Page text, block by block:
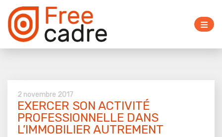
2 novembre 2017
EXERCER SON ACTIVITÉ
PROFESSIONNELLE DANS
L’IMMOBILIER AUTREMENT